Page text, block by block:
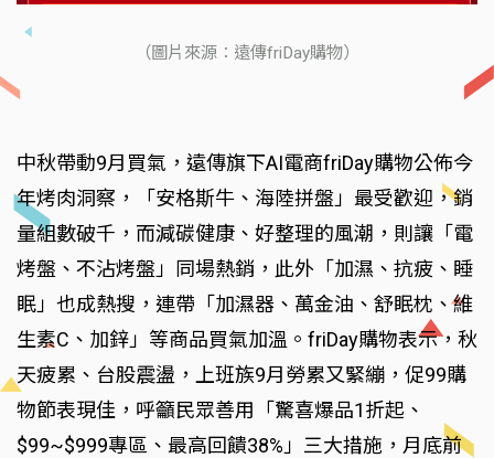
（圖片來源：遠傳friDay購物）
中秋帶動9月買氣，遠傳旗下AI電商friDay購物公佈今
年烤肉洞察，「安格斯牛、海陸拼盤」最受歡迎，銷
量組數破千，而減碳健康、好整理的風潮，則讓「電
烤盤、不沾烤盤」同場熱銷，此外「加濕、抗疲、睡
眠」也成熱搜，連帶「加濕器、萬金油、舒眠枕、維
生素C、加鋅」等商品買氣加溫。friDay購物表示，秋
天疲累、台股震盪，上班族9月勞累又緊繃，促99購
物節表現佳，呼籲民眾善用「驚喜爆品1折起、
$99~$999專區、最高回饋38%」三大措施，月底前